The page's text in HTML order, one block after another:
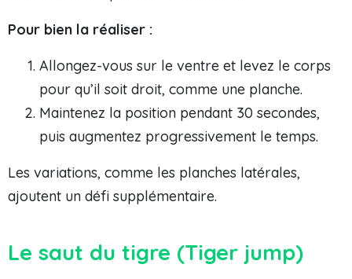
Pour bien la réaliser :
Allongez-vous sur le ventre et levez le corps
pour qu’il soit droit, comme une planche.
Maintenez la position pendant 30 secondes,
puis augmentez progressivement le temps.
Les variations, comme les planches latérales,
ajoutent un défi supplémentaire.
Le saut du tigre (Tiger jump)